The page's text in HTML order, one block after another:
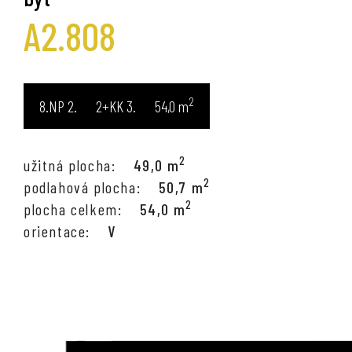
A2.808
8.NP 2+KK 54,0 m2
užitná plocha: 49,0 m2
podlahová plocha: 50,7 m2
plocha celkem: 54,0 m2
orientace: V